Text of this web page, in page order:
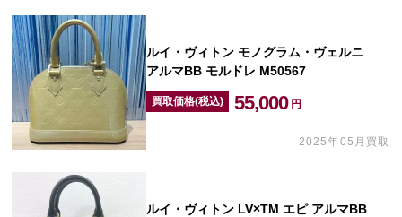
ルイ・ヴィトン モノグラム・ヴェルニ
アルマBB モルドレ M50567
買取価格(税込) 55,000 円
2025年05月買取
ルイ・ヴィトン LV×TM エピ アルマBB